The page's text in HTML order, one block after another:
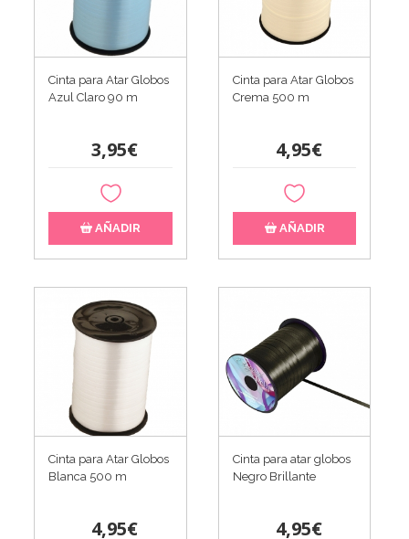
Cinta para Atar Globos
Azul Claro 90 m
3,95€
AÑADIR
Cinta para Atar Globos
Crema 500 m
4,95€
AÑADIR
Cinta para Atar Globos
Blanca 500 m
4,95€
Cinta para atar globos
Negro Brillante
4,95€